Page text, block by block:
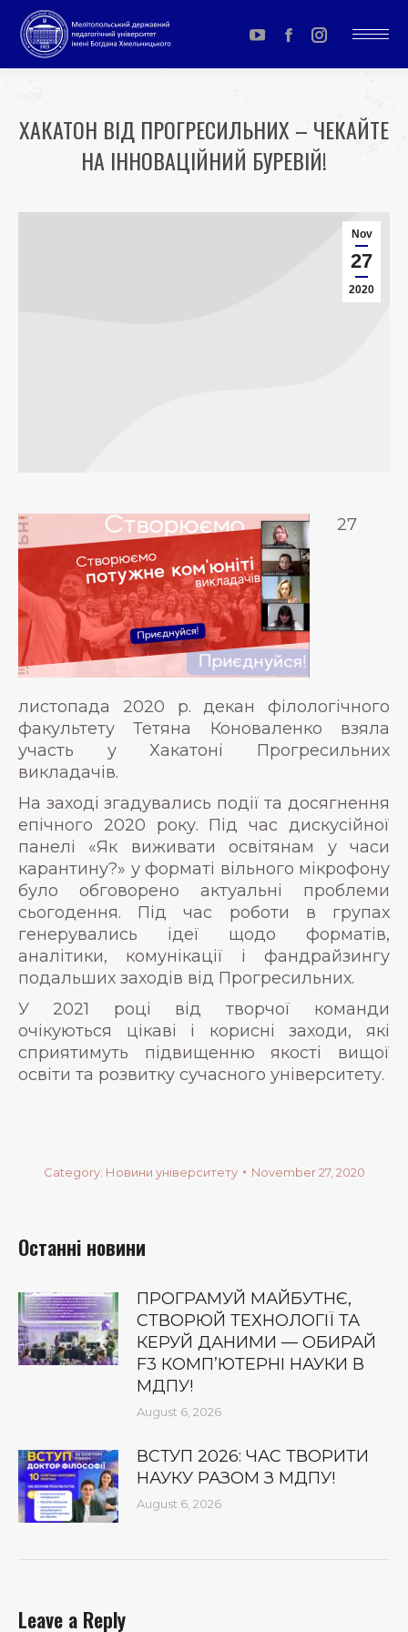
YouTube
page
in
new
Facebook
page
in
new
Instagram
page
in
new
ХАКАТОН ВІД ПРОГРЕСИЛЬНИХ – ЧЕКАЙТЕ
НА ІННОВАЦІЙНИЙ БУРЕВІЙ!
Nov
27
2020
27
листопада 2020 р. декан філологічного
факультету Тетяна Коноваленко взяла
участь у Хакатоні Прогресильних
викладачів.
На заході згадувались події та досягнення
епічного 2020 року. Під час дискусійної
панелі «Як виживати освітянам у часи
карантину?» у форматі вільного мікрофону
було обговорено актуальні проблеми
сьогодення. Під час роботи в групах
генерувались ідеї щодо форматів,
аналітики, комунікації і фандрайзингу
подальших заходів від Прогресильних.
У 2021 році від творчої команди
очікуються цікаві і корисні заходи, які
сприятимуть підвищенню якості вищої
освіти та розвитку сучасного університету.
Category: Новини університету November 27, 2020
Останні новини
ПРОГРАМУЙ МАЙБУТНЄ,
СТВОРЮЙ ТЕХНОЛОГІЇ ТА
КЕРУЙ ДАНИМИ — ОБИРАЙ
F3 КОМП’ЮТЕРНІ НАУКИ В
МДПУ!
August 6, 2026
ВСТУП 2026: ЧАС ТВОРИТИ
НАУКУ РАЗОМ З МДПУ!
August 6, 2026
Leave a Reply